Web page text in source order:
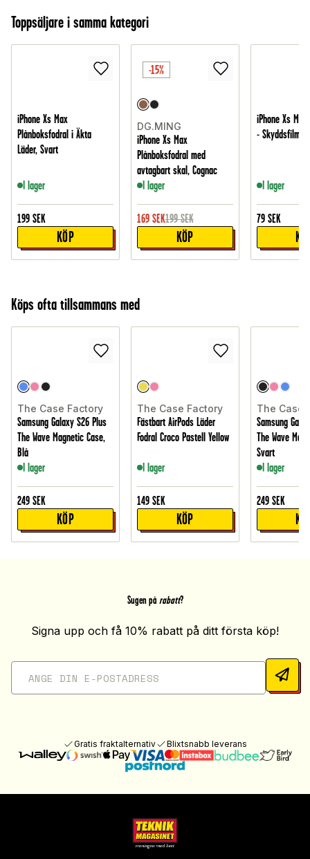
Toppsäljare i samma kategori
iPhone Xs Max
Plånboksfodral i Äkta
Läder, Svart
I lager
199 SEK
KÖP
-15%
DG.MING
iPhone Xs Max
Plånboksfodral med
avtagbart skal, Cognac
I lager
169 SEK199 SEK
KÖP
iPhone Xs
- Skyddsfilm
I lager
79 SEK
Köps ofta tillsammans med
The Case Factory
Samsung Galaxy S26 Plus
The Wave Magnetic Case,
Blå
I lager
249 SEK
KÖP
The Case Factory
Fästbart AirPods Läder
Fodral Croco Pastell Yellow
I lager
149 SEK
KÖP
The Case
Samsung
The Wave
Svart
I lager
249 SEK
Sugen på rabatt?
Signa upp och få 10% rabatt på ditt första köp!
Gratis fraktalternativ Blixtsnabb leverans